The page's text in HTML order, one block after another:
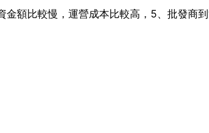
額比較慢，運營成本比較高，5、批發商